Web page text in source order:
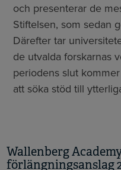
och presenterar de
Stiftelsen, som sedan
Därefter tar
de utvalda forskarnas
periodens slut
att söka stöd till
Wallenberg
förlängningsanslag